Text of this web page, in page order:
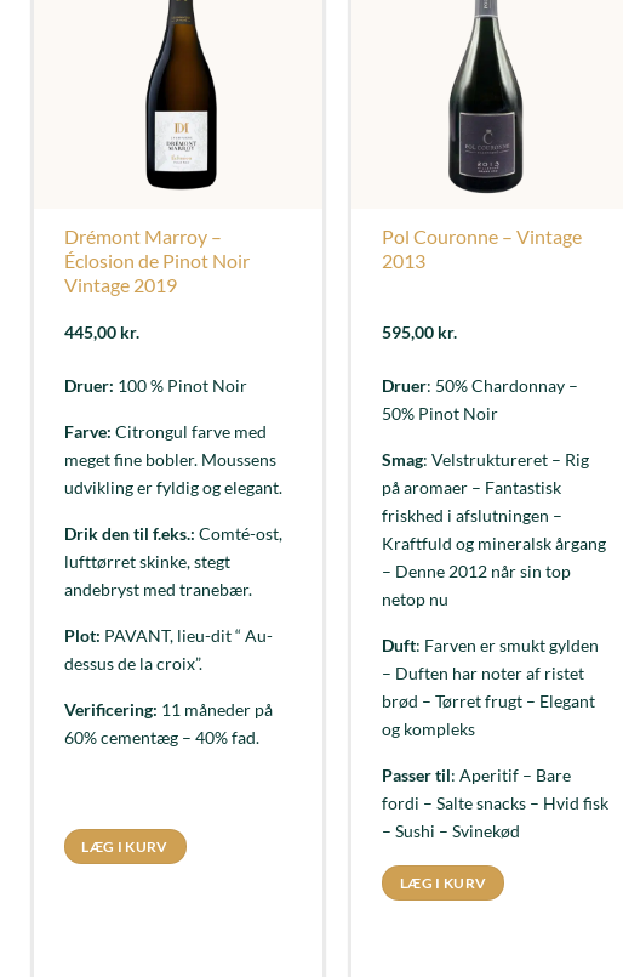
Drémont Marroy –
Éclosion de Pinot Noir
Vintage 2019
445,00 kr.
Druer: 100 % Pinot Noir
Farve: Citrongul farve med
meget fine bobler. Moussens
udvikling er fyldig og elegant.
Drik den til f.eks.: Comté-ost,
lufttørret skinke, stegt
andebryst med tranebær.
Plot: PAVANT, lieu-dit “ Au-
dessus de la croix”.
Verificering: 11 måneder på
60% cementæg – 40% fad.
LÆG I KURV
Pol Couronne – Vintage
2013
595,00 kr.
Druer: 50% Chardonnay –
50% Pinot Noir
Smag: Velstruktureret – Rig
på aromaer – Fantastisk
friskhed i afslutningen –
Kraftfuld og mineralsk årgang
– Denne 2012 når sin top
netop nu
Duft: Farven er smukt gylden
– Duften har noter af ristet
brød – Tørret frugt – Elegant
og kompleks
Passer til: Aperitif – Bare
fordi – Salte snacks – Hvid fisk
– Sushi – Svinekød
LÆG I KURV